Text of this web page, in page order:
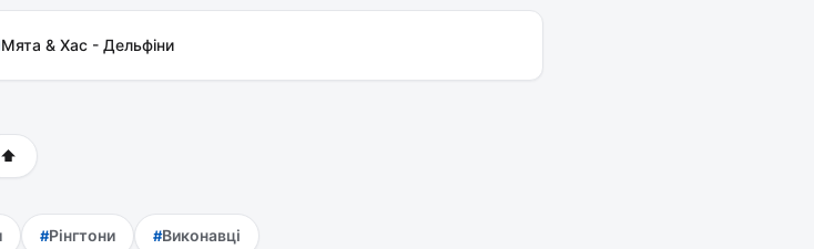
Мята & Хас - Дельфіни
⬆
Рінгтони Виконавці